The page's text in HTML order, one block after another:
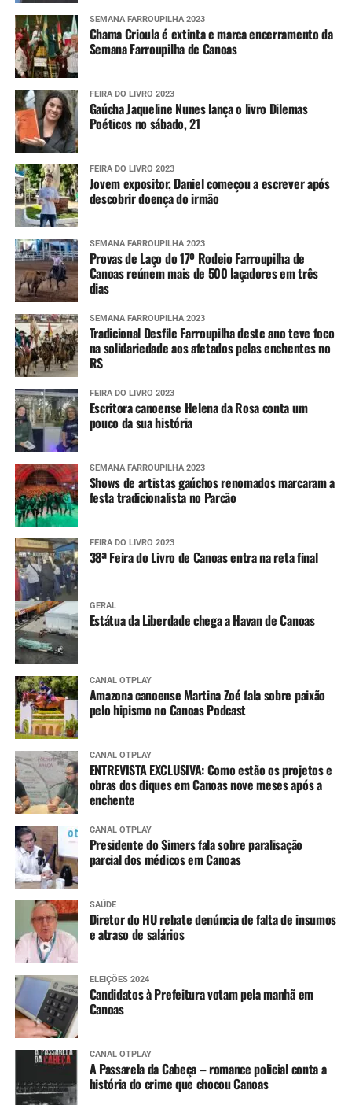
SEMANA FARROUPILHA 2023
Chama Crioula é extinta e marca encerramento da
Semana Farroupilha de Canoas
FEIRA DO LIVRO 2023
Gaúcha Jaqueline Nunes lança o livro Dilemas
Poéticos no sábado, 21
FEIRA DO LIVRO 2023
Jovem expositor, Daniel começou a escrever após
descobrir doença do irmão
SEMANA FARROUPILHA 2023
Provas de Laço do 17º Rodeio Farroupilha de
Canoas reúnem mais de 500 laçadores em três
dias
SEMANA FARROUPILHA 2023
Tradicional Desfile Farroupilha deste ano teve foco
na solidariedade aos afetados pelas enchentes no
RS
FEIRA DO LIVRO 2023
Escritora canoense Helena da Rosa conta um
pouco da sua história
SEMANA FARROUPILHA 2023
Shows de artistas gaúchos renomados marcaram a
festa tradicionalista no Parcão
FEIRA DO LIVRO 2023
38ª Feira do Livro de Canoas entra na reta final
GERAL
Estátua da Liberdade chega a Havan de Canoas
CANAL OTPLAY
Amazona canoense Martina Zoé fala sobre paixão
pelo hipismo no Canoas Podcast
CANAL OTPLAY
ENTREVISTA EXCLUSIVA: Como estão os projetos e
obras dos diques em Canoas nove meses após a
enchente
CANAL OTPLAY
Presidente do Simers fala sobre paralisação
parcial dos médicos em Canoas
SAÚDE
Diretor do HU rebate denúncia de falta de insumos
e atraso de salários
ELEIÇÕES 2024
Candidatos à Prefeitura votam pela manhã em
Canoas
CANAL OTPLAY
A Passarela da Cabeça – romance policial conta a
história do crime que chocou Canoas